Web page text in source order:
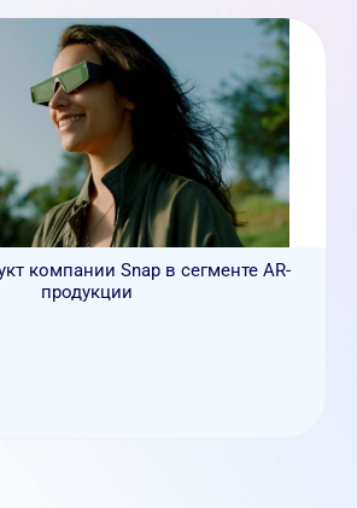
компании Snap в сегменте AR-
продукции